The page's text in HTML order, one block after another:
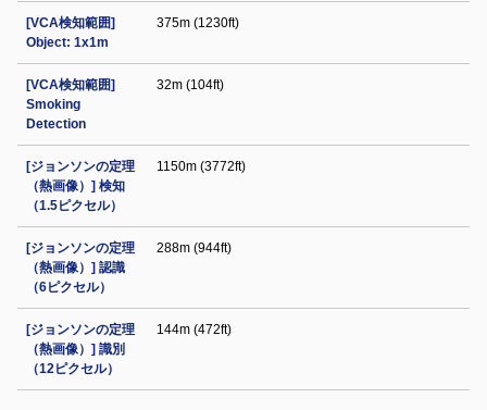
[VCA検知範囲]
Object: 1x1m
375m (1230ft)
[VCA検知範囲]
Smoking
Detection
32m (104ft)
[ジョンソンの定理
（熱画像）] 検知
（1.5ピクセル）
1150m (3772ft)
[ジョンソンの定理
（熱画像）] 認識
（6ピクセル）
288m (944ft)
[ジョンソンの定理
（熱画像）] 識別
（12ピクセル）
144m (472ft)